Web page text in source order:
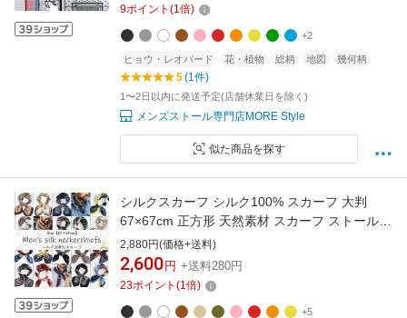
9ポイント (1倍)
+2
ヒョウ・レオパード 花・植物 総柄 地図 幾何柄
5(1件)
1〜2日以内に発送予定(店舗休業日を除く)
メンズストール専門店MORE Style
似た商品を探す
シルクスカーフ シルク100% スカーフ 大判
67×67cm 正方形 天然素材 スカーフ ストール
花柄 馬 馬車 柄 チェック柄 スカーフ 春 夏 日焼
け対策 誕生日 プレゼント ギフト 秋冬 スカーフ
ストール 専門 lala d3 ラッピング可 mens ギフ
2,880円(価格+送料)
2,600 円 +送料280円
23ポイント (1倍)
+5